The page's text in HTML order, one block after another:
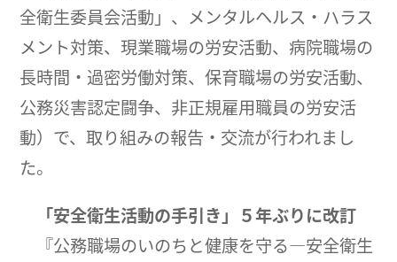
全衛生委員会活動」、メンタルヘルス・ハラス
メント対策、現業職場の労安活動、病院職場の
長時間・過密労働対策、保育職場の労安活動、
公務災害認定闘争、非正規雇用職員の労安活
動）で、取り組みの報告・交流が行われまし
た。
「安全衛生活動の手引き」５年ぶりに改訂
『公務職場のいのちと健康を守る―安全衛生